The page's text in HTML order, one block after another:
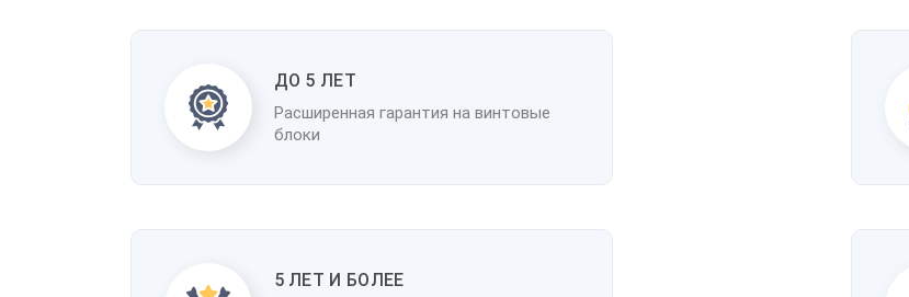
ДО 5 ЛЕТ
Расширенная гарантия на винтовые
блоки
5 ЛЕТ И БОЛЕЕ